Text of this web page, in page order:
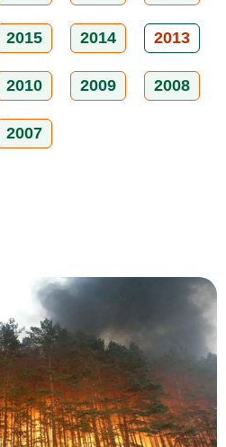
2015 2014 2013
2010 2009 2008
2007